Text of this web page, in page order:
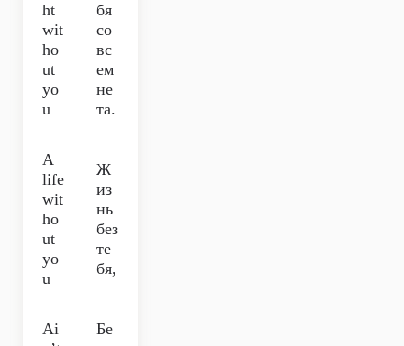
ht
wit
ho
ut
yo
u
бя
со
вс
ем
не
та.
A
life
wit
ho
ut
yo
u
Ж
из
нь
без
те
бя,
Ai
Бе